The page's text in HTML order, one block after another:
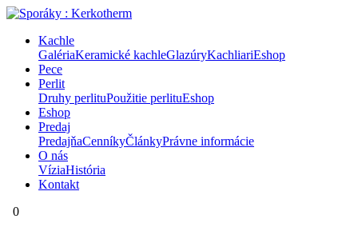
Kachle
GalériaKeramické kachleGlazúryKachliariEshop
Pece
Perlit
Druhy perlituPoužitie perlituEshop
Eshop
Predaj
PredajňaCenníkyČlánkyPrávne informácie
O nás
VíziaHistória
Kontakt
0